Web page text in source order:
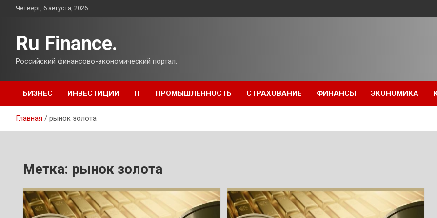
ПерейтиЧетверг, 6 августа, 2026
Ru Finance.
Российский финансово-экономический портал.
БИЗНЕС ИНВЕСТИЦИИ IT ПРОМЫШЛЕННОСТЬ СТРАХОВАНИЕ ФИНАНСЫ ЭКОНОМИКА
Главная рынок золота
Метка: рынок золота